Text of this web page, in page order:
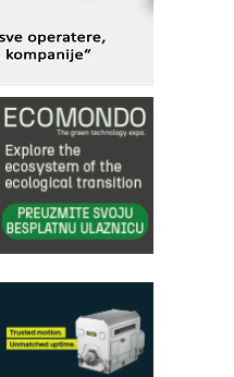
koje
fluida
– Napredna
hidrauličkim i
priče
vašu pametnu